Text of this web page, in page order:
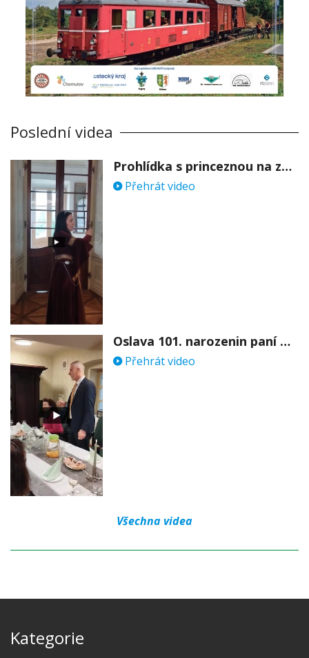
Poslední videa
Prohlídka s princeznou na zámku Stekník
Přehrát video
Oslava 101. narozenin paní Věry Skořepové
Přehrát video
Všechna videa
Kategorie